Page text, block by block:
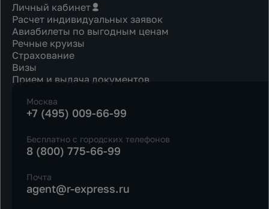
Личный кабинет
Расчет индивидуальных заявок
Авиабилеты по выгодным ценам
Речные круизы
Страхование
Визы
Прием и выдача документов
Москва
+7 (495) 009-66-99
Бесплатно с городских телефонов
8 (800) 775-66-99
Почта
agent@r-express.ru